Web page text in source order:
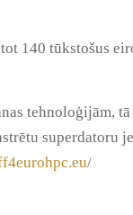
140 tūkstošus
tehnoloģijām,
superdatoru
/